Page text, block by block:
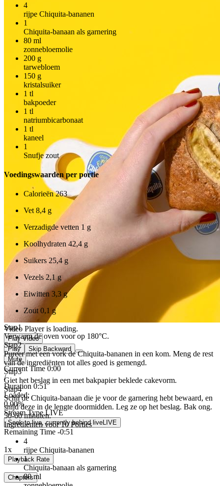
Video Player is loading.
Play Video
Play
Skip Backward
Mute
Current Time 0:00
/
Duration 0:51
Loaded:
0.00%
Stream TypeLIVE
Seek to live, currently behind live LIVE
Remaining Time -0:51
1x
Playback Rate
Chapters
4
rijpe Chiquita-bananen
1
Chiquita-banaan als garnering
80 ml
zonnebloemolie
200 g
tarwebloem
150 g
kristalsuiker
1 tl
bakpoeder
1 tl
natriumbicarbonaat
1 tl
kaneel
1
Snufje zout
Voedingswaarden per portie
Calorieën263
Vet8,4 g
Verzadigde vetten 1 g
Koolhydraten 42,4 g
Suikers 25,4 g
Vezels 2,1 g
Eiwitten 3,3 g
Zout0,1 g
Stap1
Verwarm de oven voor op 180°C.
Stap2
Pureer met een vork de Chiquita-bananen in een kom. Meng de rest
van de ingrediënten tot alles goed is gemengd.
Stap3
Giet het beslag in een met bakpapier beklede cakevorm.
Stap4
Schil de Chiquita-banaan die je voor de garnering hebt bewaard, en
snijd deze in de lengte doormidden. Leg ze op het beslag. Bak ong.
50-60 minuten.
Ingredienten voor 10 Porties
4
rijpe Chiquita-bananen
1
Chiquita-banaan als garnering
80ml